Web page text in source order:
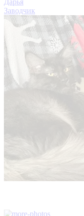
Заводчик